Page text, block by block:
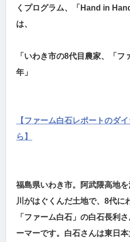
くプログラム、「Hand in
は、
「いわき市の8代目農家、「
年」
【ファーム白石レポートのダ
ら】
福島県いわき市。阿武隈高地
川がはぐくんだ土地で、8代に
「ファーム白石」の白石長利
ーマーです。白石さんは東日